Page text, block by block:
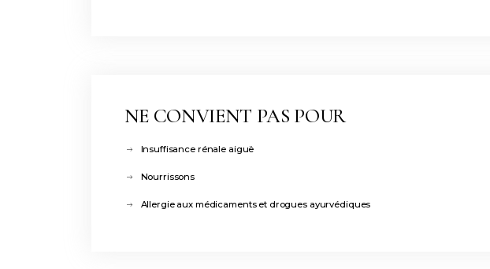
NE CONVIENT PAS POUR
Insuffisance rénale aiguë
Nourrissons
Allergie aux médicaments et drogues ayurvédiques